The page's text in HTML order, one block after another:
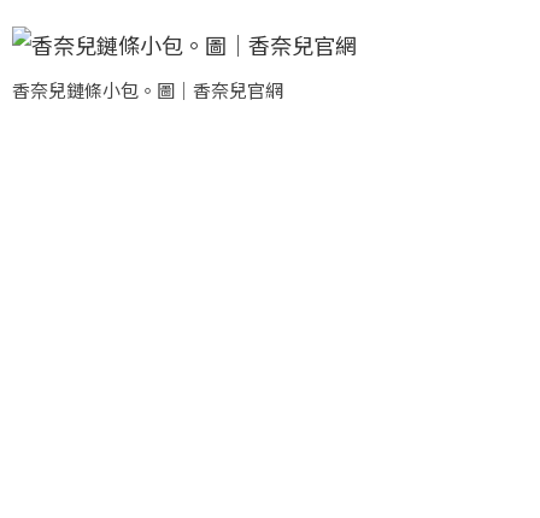
香奈兒鏈條小包。圖｜香奈兒官網